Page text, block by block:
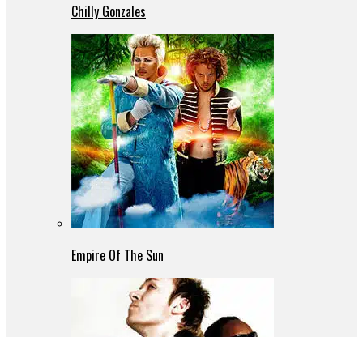
Chilly Gonzales
Empire Of The Sun